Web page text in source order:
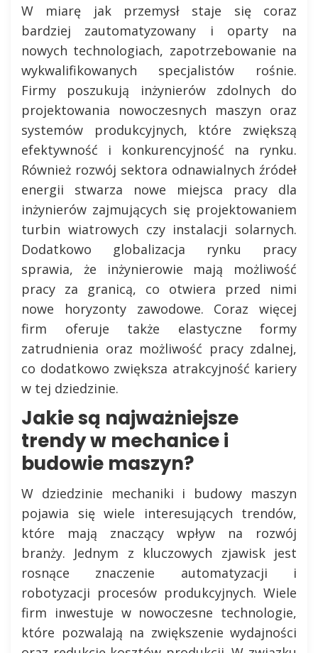
W miarę jak przemysł staje się coraz
bardziej zautomatyzowany i oparty na
nowych technologiach, zapotrzebowanie na
wykwalifikowanych specjalistów rośnie.
Firmy poszukują inżynierów zdolnych do
projektowania nowoczesnych maszyn oraz
systemów produkcyjnych, które zwiększą
efektywność i konkurencyjność na rynku.
Również rozwój sektora odnawialnych źródeł
energii stwarza nowe miejsca pracy dla
inżynierów zajmujących się projektowaniem
turbin wiatrowych czy instalacji solarnych.
Dodatkowo globalizacja rynku pracy
sprawia, że inżynierowie mają możliwość
pracy za granicą, co otwiera przed nimi
nowe horyzonty zawodowe. Coraz więcej
firm oferuje także elastyczne formy
zatrudnienia oraz możliwość pracy zdalnej,
co dodatkowo zwiększa atrakcyjność kariery
w tej dziedzinie.
Jakie są najważniejsze
trendy w mechanice i
budowie maszyn?
W dziedzinie mechaniki i budowy maszyn
pojawia się wiele interesujących trendów,
które mają znaczący wpływ na rozwój
branży. Jednym z kluczowych zjawisk jest
rosnące znaczenie automatyzacji i
robotyzacji procesów produkcyjnych. Wiele
firm inwestuje w nowoczesne technologie,
które pozwalają na zwiększenie wydajności